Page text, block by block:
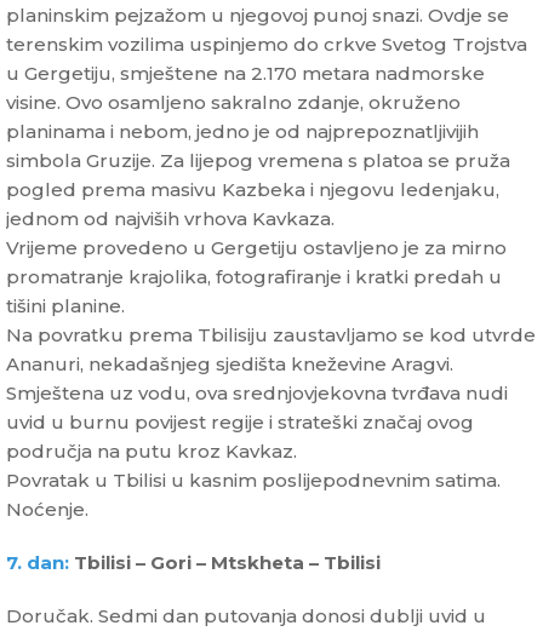
planinskim pejzažom u njegovoj punoj snazi. Ovdje se
terenskim vozilima uspinjemo do crkve Svetog Trojstva
u Gergetiju, smještene na 2.170 metara nadmorske
visine. Ovo osamljeno sakralno zdanje, okruženo
planinama i nebom, jedno je od najprepoznatljivijih
simbola Gruzije. Za lijepog vremena s platoa se pruža
pogled prema masivu Kazbeka i njegovu ledenjaku,
jednom od najviših vrhova Kavkaza.
Vrijeme provedeno u Gergetiju ostavljeno je za mirno
promatranje krajolika, fotografiranje i kratki predah u
tišini planine.
Na povratku prema Tbilisiju zaustavljamo se kod utvrde
Ananuri, nekadašnjeg sjedišta kneževine Aragvi.
Smještena uz vodu, ova srednjovjekovna tvrđava nudi
uvid u burnu povijest regije i strateški značaj ovog
područja na putu kroz Kavkaz.
Povratak u Tbilisi u kasnim poslijepodnevnim satima.
Noćenje.
7. dan: Tbilisi – Gori – Mtskheta – Tbilisi
Doručak. Sedmi dan putovanja donosi dublji uvid u